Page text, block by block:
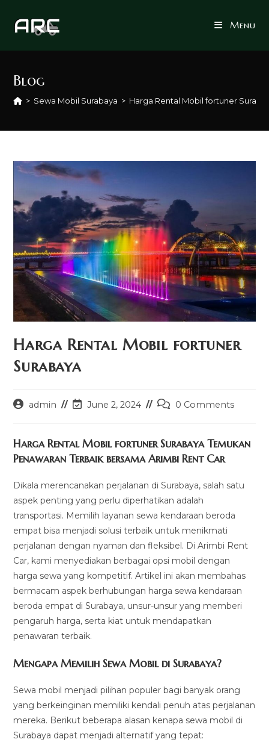
Menu
Blog
> Sewa Mobil Surabaya > Harga Rental Mobil fortuner
Harga Rental Mobil fortuner
Surabaya
Postadmin
PostJune 2, 2024
Post0 Comments
Harga Rental Mobil fortuner Surabaya Temukan
Penawaran Terbaik bersama Arimbi Rent Car
Dikala merencanakan perjalanan di Surabaya, salah satu
aspek penting yang perlu diperhatikan adalah
transportasi. Memilih layanan sewa kendaraan beroda
empat bisa menjadi solusi terbaik untuk menikmati
perjalanan dengan nyaman dan fleksibel. Di Arimbi Rent
Car, kami menyediakan berbagai opsi mobil dengan
harga sewa yang kompetitif. Artikel ini akan membahas
bermacam aspek berhubungan harga sewa kendaraan
beroda empat di Surabaya, unsur-unsur yang memberi
pengaruh harga, serta kiat untuk mendapatkan
penawaran terbaik.
Mengapa Memilih Sewa Mobil di Surabaya?
Sewa mobil menjadi pilihan populer bagi banyak orang
yang berkeinginan memiliki kendali penuh atas perjalanan
mereka. Berikut beberapa alasan kenapa sewa mobil di
Surabaya dapat menjadi alternatif yang tepat: